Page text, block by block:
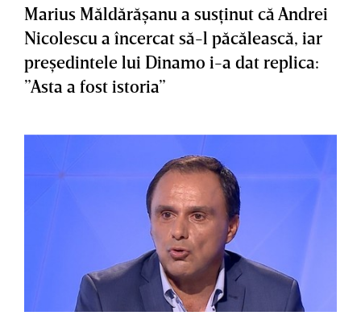
Marius Măldărăşanu a susţinut că Andrei
Nicolescu a încercat să-l păcălească, iar
preşedintele lui Dinamo i-a dat replica:
”Asta a fost istoria”